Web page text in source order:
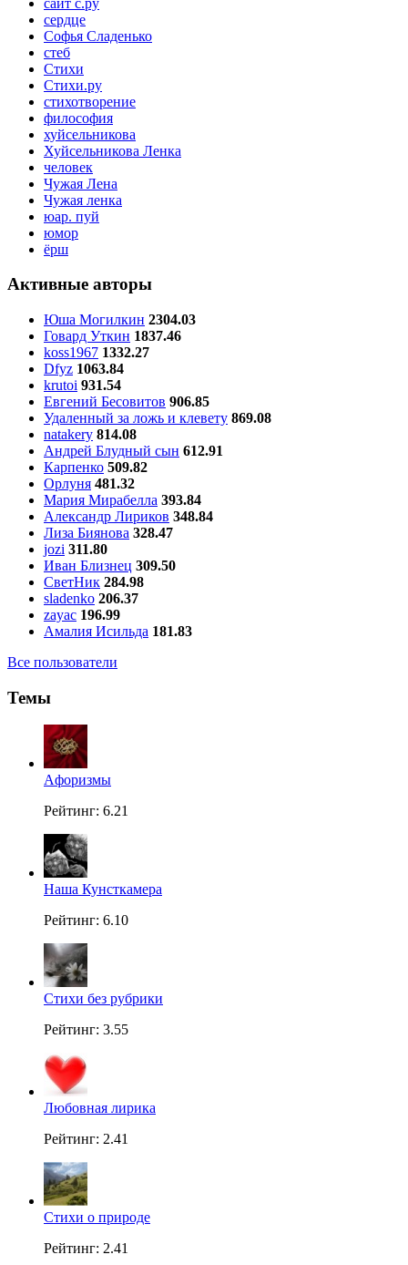
сердце
Софья Сладенько
стеб
Стихи
Стихи.ру
стихотворение
философия
хуйсельникова
Хуйсельникова Ленка
человек
Чужая Лена
Чужая ленка
юар. пуй
юмор
ёрш
Активные авторы
Юша Могилкин 2304.03
Говард Уткин 1837.46
koss1967 1332.27
Dfyz 1063.84
krutoi 931.54
Евгений Бесовитов 906.85
Удаленный за ложь и клевету 869.08
natakery 814.08
Андрей Блудный сын 612.91
Карпенко 509.82
Орлуня 481.32
Мария Мирабелла 393.84
Александр Лириков 348.84
Лиза Биянова 328.47
jozi 311.80
Иван Близнец 309.50
СветНик 284.98
sladenko 206.37
zayac 196.99
Амалия Исильда 181.83
Все пользователи
Темы
Aфоризмы
Рейтинг: 6.21
Наша Кунсткамера
Рейтинг: 6.10
Стихи без рубрики
Рейтинг: 3.55
Любовная лирика
Рейтинг: 2.41
Стихи о природе
Рейтинг: 2.41